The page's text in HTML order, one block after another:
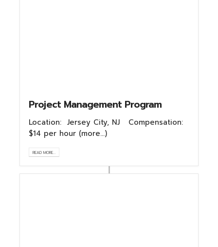
Project Management Program
Location: Jersey City, NJ Compensation:
$14 per hour (more…)
READ MORE...